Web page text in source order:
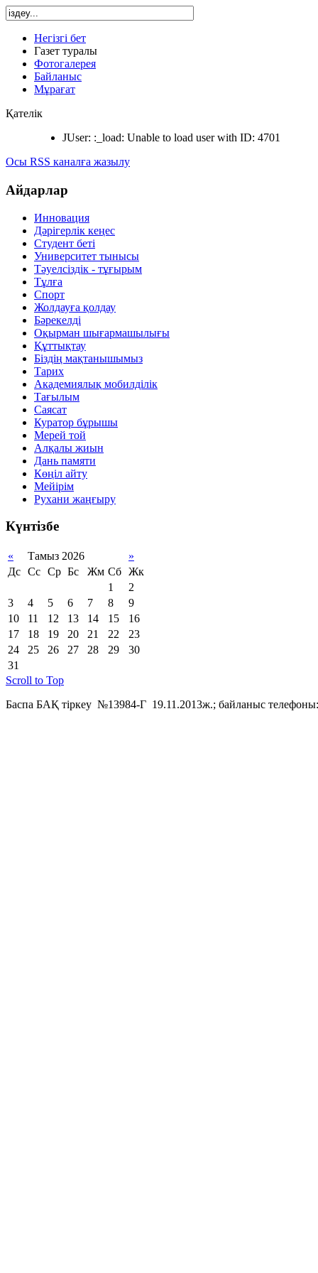
Негізгі бет
Газет туралы
Фотогалерея
Байланыс
Мұрағат
Қателік
JUser: :_load: Unable to load user with ID: 4701
Осы RSS каналға жазылу
Айдарлар
Инновация
Дәрігерлік кеңес
Студент беті
Университет тынысы
Тәуелсіздік - тұғырым
Тұлға
Спорт
Жолдауға қолдау
Бәрекелді
Оқырман шығармашылығы
Құттықтау
Біздің мақтанышымыз
Тарих
Академиялық мобилділік
Тағылым
Саясат
Куратор бұрышы
Мерей той
Алқалы жиын
Дань памяти
Көңіл айту
Мейірім
Рухани жаңғыру
Күнтізбе
« Тамыз 2026
»
Дс Сс Ср Бс Жм Сб Жк
1
2
3
4 5 6 7 8
9
10
11 12 13 14 15
16
17
18 19 20 21 22
23
24
25 26 27 28 29
30
31
Scroll to Top
Баспа БАҚ тіркеу №13984-Г 19.11.2013ж.; байланыс